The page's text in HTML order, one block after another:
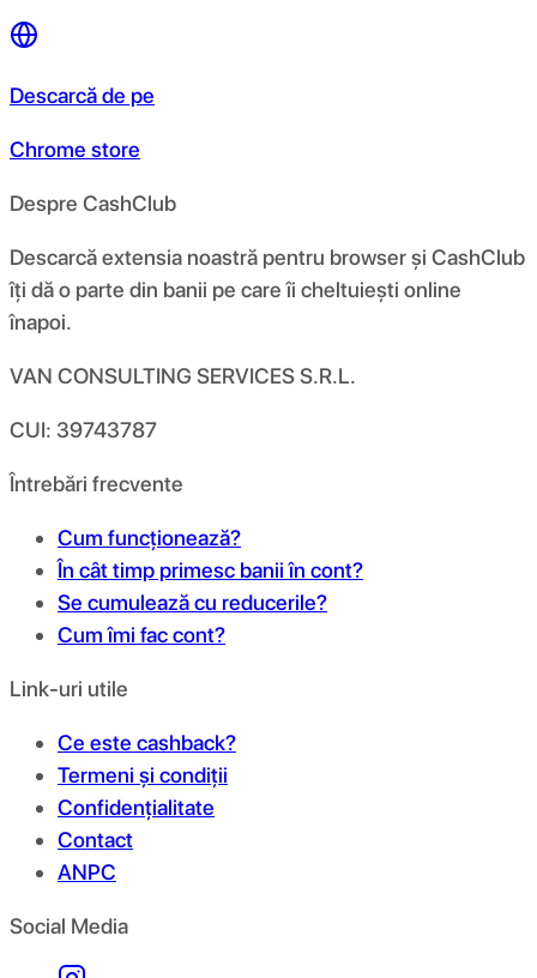
Descarcă de pe
Chrome store
Despre CashClub
Descarcă extensia noastră pentru browser și CashClub
îți dă o parte din banii pe care îi cheltuiești online
înapoi.
VAN CONSULTING SERVICES S.R.L.
CUI: 39743787
Întrebări frecvente
Cum funcționează?
În cât timp primesc banii în cont?
Se cumulează cu reducerile?
Cum îmi fac cont?
Link-uri utile
Ce este cashback?
Termeni și condiții
Confidențialitate
Contact
ANPC
Social Media